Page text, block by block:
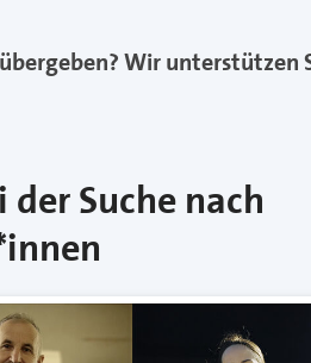
Wir unterstützen
Suche nach